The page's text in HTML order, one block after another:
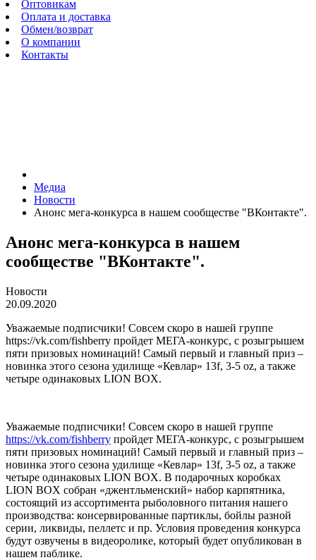
Оптовикам
Оплата и доставка
Обмен/возврат
О компании
Контакты
Медиа
Новости
Анонс мега-конкурса в нашем сообществе "ВКонтакте".
Анонс мега-конкурса в нашем
сообществе "ВКонтакте".
Новости
20.09.2020
Уважаемые подписчики! Совсем скоро в нашей группе
https://vk.com/fishberry пройдет МЕГА-конкурс, с розыгрышем
пяти призовых номинаций! Самый первый и главный приз –
новинка этого сезона удилище «Кевлар» 13f, 3-5 oz, а также
четыре одинаковых LION BOX.
Уважаемые подписчики! Совсем скоро в нашей группе
https://vk.com/fishberry пройдет МЕГА-конкурс, с розыгрышем
пяти призовых номинаций! Самый первый и главный приз –
новинка этого сезона удилище «Кевлар» 13f, 3-5 oz, а также
четыре одинаковых LION BOX. В подарочных коробках
LION BOX собран «джентльменский» набор карпятника,
состоящий из ассортимента рыболовного питания нашего
производства: консервированные партиклы, бойлы разной
серии, ликвиды, пеллетс и пр. Условия проведения конкурса
будут озвучены в видеоролике, который будет опубликован в
нашем паблике.